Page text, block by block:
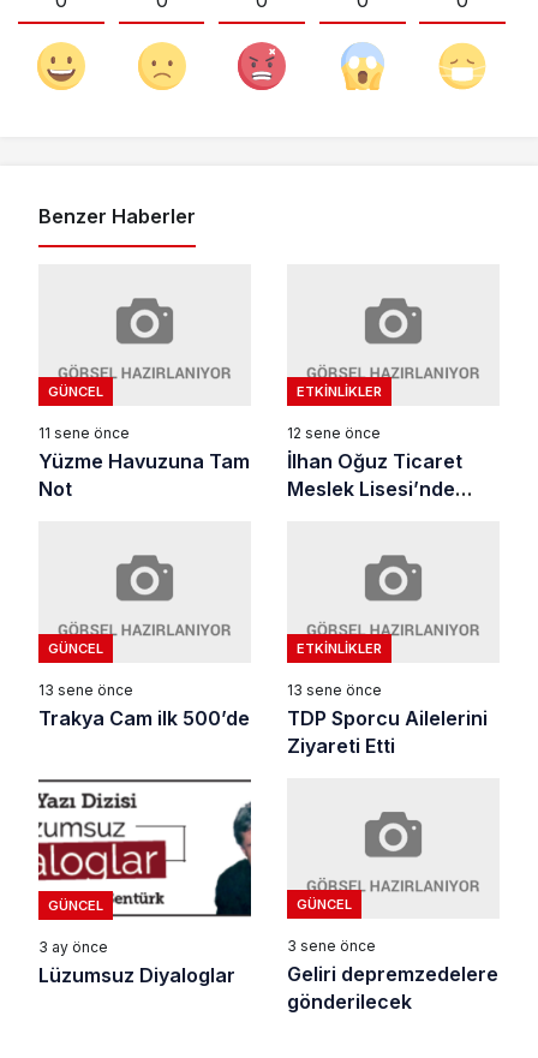
Benzer Haberler
GÜNCEL
11 sene önce
Yüzme Havuzuna Tam
Not
ETKINLIKLER
12 sene önce
İlhan Oğuz Ticaret
Meslek Lisesi’nde
GÜNCEL
13 sene önce
Trakya Cam ilk 500’de
ETKINLIKLER
13 sene önce
TDP Sporcu Ailelerini
Ziyareti Etti
GÜNCEL
3 ay önce
Lüzumsuz Diyaloglar
GÜNCEL
3 sene önce
Geliri depremzedelere
gönderilecek